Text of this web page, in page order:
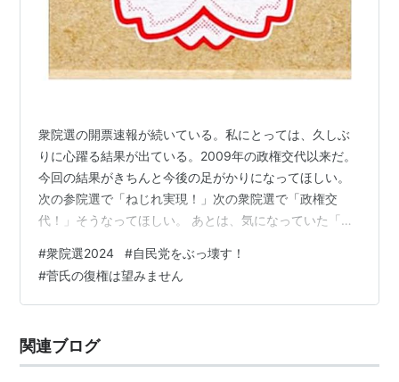
衆院選の開票速報が続いている。私にとっては、久しぶ
りに心躍る結果が出ている。2009年の政権交代以来だ。
今回の結果がきちんと今後の足がかりになってほしい。
次の参院選で「ねじれ実現！」次の衆院選で「政権交
代！」そうなってほしい。 あとは、気になっていた「東
どうこうできる要素は1mmも1gもないので、「東京24
区」について考えるのはここまでで終わり。 ------------
---------------------------------- われわれ一般市民に安
なぜか人気があった安倍氏と違い、直…
#衆院選2024 #自民党をぶっ壊す！
#菅氏の復権は望みません
関連ブログ